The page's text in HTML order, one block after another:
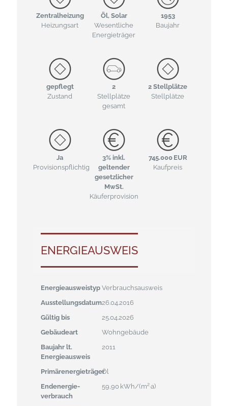
Zentralheizung
Heizungsart
Öl, Solar
Wesentliche
Energieträger
1953
Baujahr
gepflegt
Zustand
2
Stellplätze
gesamt
2 Stellplätze
Stellplätze
Ja
Provisionspflichtig
3% inkl.
geltender
gesetzlicher
MwSt.
Käufer­provision
745.000 EUR
Kaufpreis
ENERGIEAUSWEIS
Energieausweistyp Verbrauchs­ausweis
Ausstellungsdatum26.04.2016
Gültig bis
25.04.2026
Gebäudeart
Wohngebäude
Baujahr lt.
Energieausweis
2011
PrimärenergieträgerÖl
Endenergie­
verbrauch
59,90 kWh/(m²·a)